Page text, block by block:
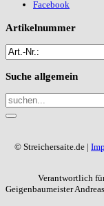
Facebook
Artikelnummer
Suche allgemein
© Streichersaite.de |
Verantwortlich
Geigenbaumeister